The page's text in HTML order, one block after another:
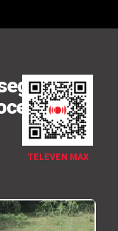
TELEVEN MAX
no